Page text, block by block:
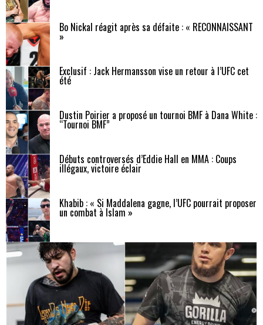
Bo Nickal réagit après sa défaite : « RECONNAISSANT
»
Exclusif : Jack Hermansson vise un retour à l’UFC cet
été
Dustin Poirier a proposé un tournoi BMF à Dana White :
“Tournoi BMF”
Débuts controversés d’Eddie Hall en MMA : Coups
illégaux, victoire éclair
Khabib : « Si Maddalena gagne, l’UFC pourrait proposer
un combat à Islam »